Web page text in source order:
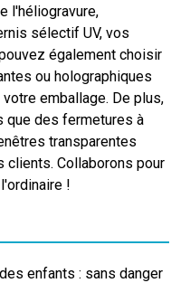
l'héliogravure,
sélectif UV, vos
également choisir
ou holographiques
emballage. De plus,
des fermetures à
transparentes
clients. Collaborons pour
!
enfants : sans danger